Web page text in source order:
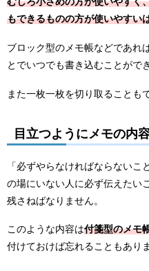
もできるものの方が使いやすい
ブロック型のメモ帳などであれ
とでいつでも書き込むことがで
また一枚一枚を切り取ることも
目立つようにメモの内
「必ずやらなければならない
の場にいない人に必ず伝えたい
残さねばなりません。
このような内容は付箋型のメモ
付けておけば忘れることもあり